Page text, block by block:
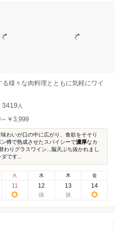
る様々な肉料理とともに気軽にワイ
3419 人
￥3,999
味わいが口の中に広がり、食欲をそそり
樽で熟成させたスパイシーで濃厚なカ
りグラスワイン...脳天ぶち抜かれまし
です...
火
11
水
12
木
13
金
14